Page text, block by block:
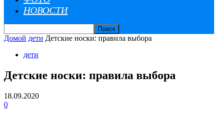
НОВОСТИ
Домой дети Детские носки: правила выбора
дети
Детские носки: правила выбора
18.09.2020
0